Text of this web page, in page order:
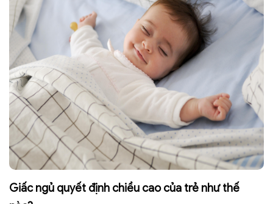
Giấc ngủ quyết định chiều cao của trẻ như thế